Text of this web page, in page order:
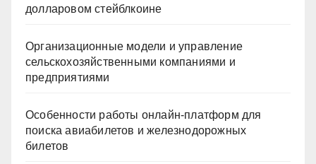
долларовом стейблкоине
Организационные модели и управление
сельскохозяйственными компаниями и
предприятиями
Особенности работы онлайн-платформ для
поиска авиабилетов и железнодорожных
билетов